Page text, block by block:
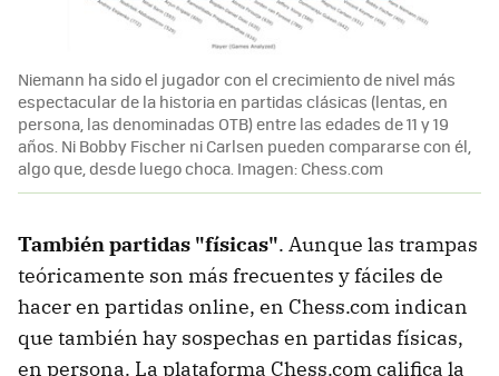
Niemann ha sido el jugador con el crecimiento de nivel más
espectacular de la historia en partidas clásicas (lentas, en
persona, las denominadas OTB) entre las edades de 11 y 19
años. Ni Bobby Fischer ni Carlsen pueden compararse con él,
algo que, desde luego choca. Imagen: Chess.com
También partidas "físicas". Aunque las trampas
teóricamente son más frecuentes y fáciles de
hacer en partidas online, en Chess.com indican
que también hay sospechas en partidas físicas,
en persona. La plataforma Chess.com califica la